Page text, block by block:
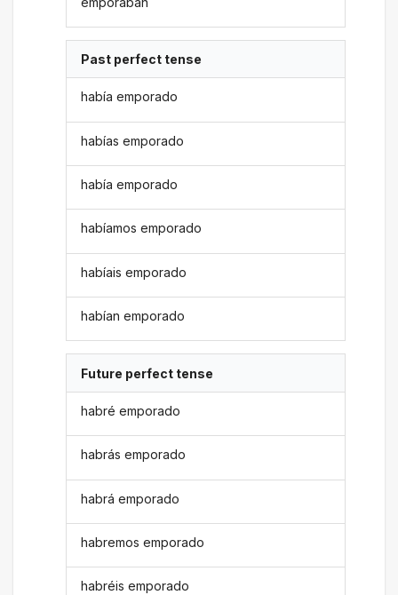
Past perfect tense
había emporado
habías emporado
había emporado
habíamos emporado
habíais emporado
habían emporado
Future perfect tense
habré emporado
habrás emporado
habrá emporado
habremos emporado
habréis emporado